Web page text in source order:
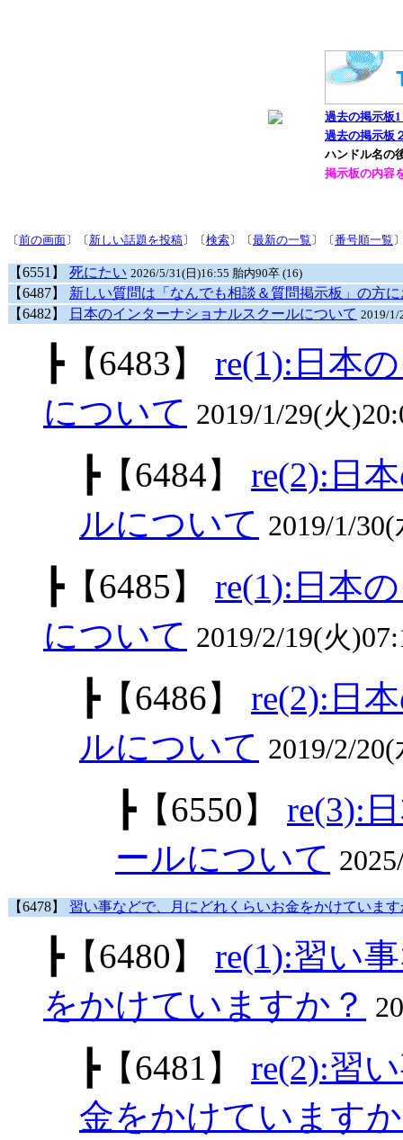
過去の掲示板
過去の掲示板
ハンドル名の
掲示板の内容
〔前の画面〕〔 新しい話題を投稿〕〔検索〕〔最新の一覧 〕〔番号順一覧
【6551】 死にたい 2026/5/31(日)16:55 胎内90卒 (16)
【6487】
新しい質問は「なんでも相談＆質問掲示板」の方
【6482】
日本のインターナショナルスクールについて 2019/1/
┣【6483】
re(1):日本
について 2019/1/29(火
┣【6484】
re(2):日
ルについて 2019/1/
┣【6485】
re(1):日本
について 2019/2/19(火
┣【6486】
re(2):日
ルについて 2019/2/
┣【6550】
re(3):
ールについて
【6478】 習い事などで、月にどれくらいお金をかけていま
┣【6480】
re(1):習い
をかけていますか？
┣【6481】
re(2):習
金をかけています